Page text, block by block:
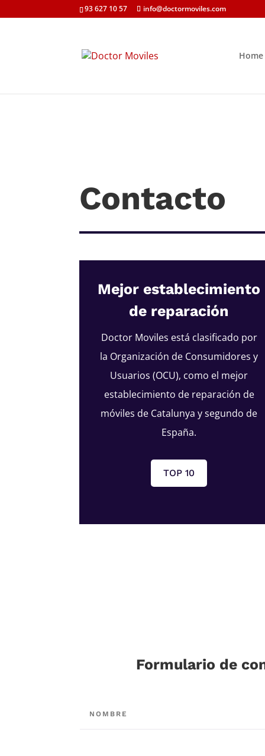
93 627 10 57 info@doctormoviles.com
Home
Contacto
Mejor establecimiento
de reparación
Doctor Moviles está clasificado por
la Organización de Consumidores y
Usuarios (OCU), como el mejor
establecimiento de reparación de
móviles de Catalunya y segundo de
España.
TOP 10
Formulario de